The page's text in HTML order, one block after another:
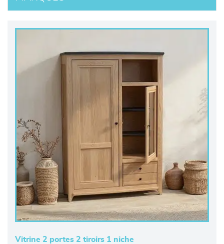
Vitrine 2 portes 2 tiroirs 1 niche